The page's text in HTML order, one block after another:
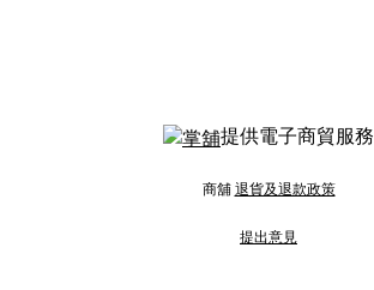
提供電子商貿服務
商舖 退貨及退款政策
提出意見